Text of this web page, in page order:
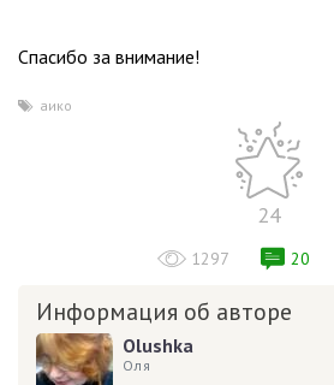
Спасибо за внимание!
аико
24
1297 20
Информация об авторе
Olushka
Оля